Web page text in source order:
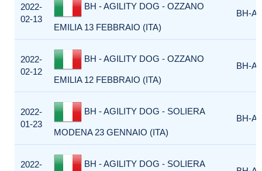
2022-
02-13
BH - AGILITY DOG - OZZANO
EMILIA 13 FEBBRAIO (ITA)
BH-
2022-
02-12
BH - AGILITY DOG - OZZANO
EMILIA 12 FEBBRAIO (ITA)
BH-
2022-
01-23
BH - AGILITY DOG - SOLIERA
MODENA 23 GENNAIO (ITA)
BH-
2022-
BH - AGILITY DOG - SOLIERA